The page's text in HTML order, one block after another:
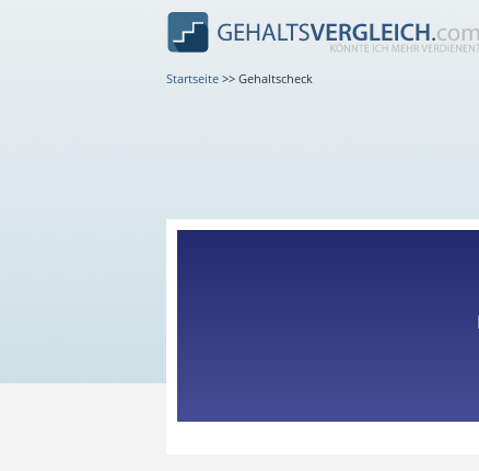
Startseite >> Gehaltscheck